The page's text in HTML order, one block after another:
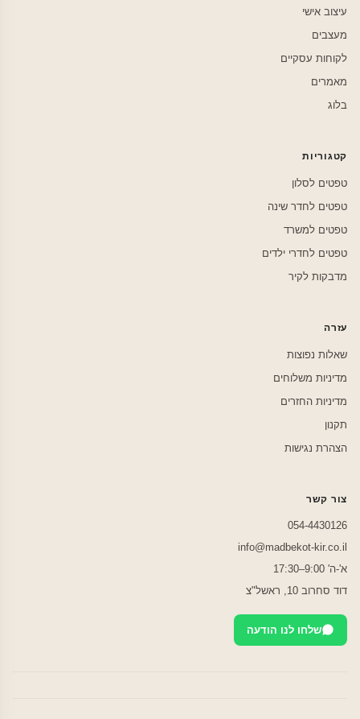
עיצוב אישי
מעצבים
לקוחות עסקיים
מאמרים
בלוג
קטגוריות
טפטים לסלון
טפטים לחדר שינה
טפטים למשרד
טפטים לחדרי ילדים
מדבקות לקיר
עזרה
שאלות נפוצות
מדיניות משלוחים
מדיניות החזרים
תקנון
הצהרת נגישות
צור קשר
054-4430126
info@madbekot-kir.co.il
א'-ה' 9:00–17:30
דוד סחרוב 10, ראשל"צ
שלחו לנו הודעה